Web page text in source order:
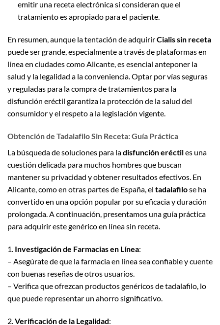
emitir una receta electrónica si consideran que el
tratamiento es apropiado para el paciente.
En resumen, aunque la tentación de adquirirCialis sin receta
puede ser grande, especialmente a través de plataformas en
línea en ciudades como Alicante, es esencial anteponer la
salud y la legalidad a la conveniencia. Optar por vías seguras
y reguladas para la compra de tratamientos para la
disfunción eréctil garantiza la protección de la salud del
consumidor y el respeto a la legislación vigente.
Obtención de Tadalafilo Sin Receta: Guía Práctica
La búsqueda de soluciones para ladisfunción eréctiles una
cuestión delicada para muchos hombres que buscan
mantener su privacidad y obtener resultados efectivos. En
Alicante, como en otras partes de España, el tadalafilose ha
convertido en una opción popular por su eficacia y duración
prolongada. A continuación, presentamos una guía práctica
para adquirir este genérico en línea sin receta.
1. Investigación de Farmacias en Línea:
– Asegúrate de que la farmacia en línea sea confiable y cuente
con buenas reseñas de otros usuarios.
– Verifica que ofrezcan productos genéricos de tadalafilo, lo
que puede representar un ahorro significativo.
2. Verificación de la Legalidad: